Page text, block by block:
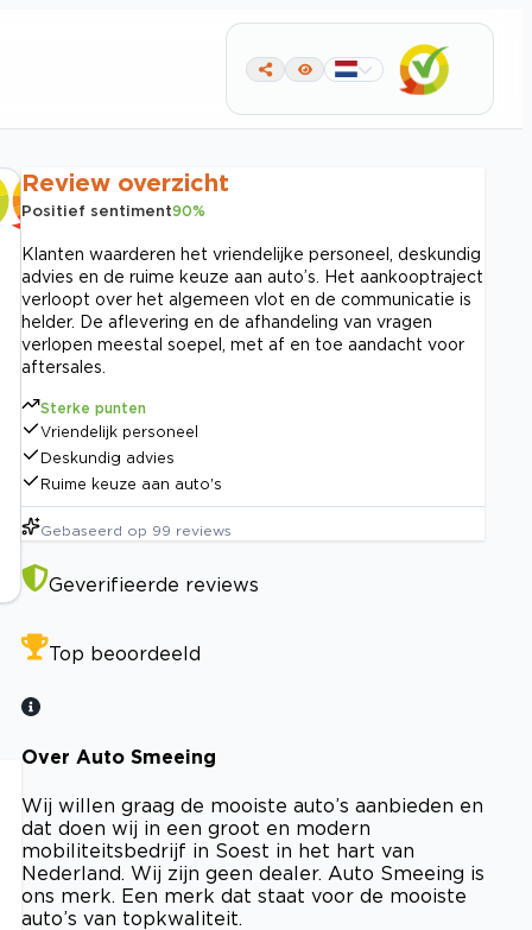
Review overzicht
Positief sentiment90%
Klanten waarderen het vriendelijke personeel, deskundig
advies en de ruime keuze aan auto’s. Het aankooptraject
verloopt over het algemeen vlot en de communicatie is
helder. De aflevering en de afhandeling van vragen
verlopen meestal soepel, met af en toe aandacht voor
aftersales.
Sterke punten
Vriendelijk personeel
Deskundig advies
Ruime keuze aan auto's
Gebaseerd op 99 reviews
Geverifieerde reviews
Top beoordeeld
Over Auto Smeeing
Wij willen graag de mooiste auto’s aanbieden en
dat doen wij in een groot en modern
mobiliteitsbedrijf in Soest in het hart van
Nederland. Wij zijn geen dealer. Auto Smeeing is
ons merk. Een merk dat staat voor de mooiste
auto’s van topkwaliteit.